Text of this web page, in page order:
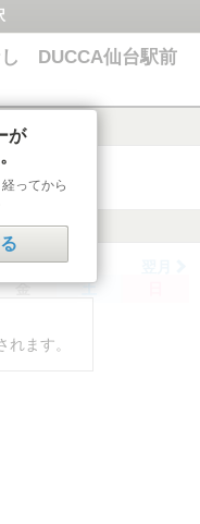
DUCCA仙台駅前
金 土
ます。
が
ってから